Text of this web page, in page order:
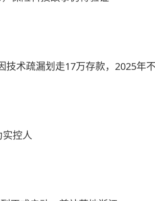
技术疏漏划走17万存款，2025年
控人